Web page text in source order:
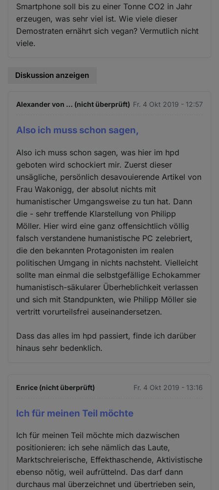
Smartphone soll bis zu einer Tonne CO2 in Jahr
erzeugen, was sehr viel ist. Wie viele dieser
Demostraten ernährt sich vegan? Vermutlich nicht
viele.
Diskussion anzeigen
Alexander von … (nicht überprüft) Fr. 4 Okt 2019 - 12:57
Also ich muss schon sagen,
Also ich muss schon sagen, was hier im hpd
geboten wird schockiert mir. Zuerst dieser
unsägliche, persönlich desavouierende Artikel von
Frau Wakonigg, der absolut nichts mit
humanistischer Umgangsweise zu tun hat. Dann
die - sehr treffende Klarstellung von Philipp
Möller. Hier wird eine ganz offensichtlich völlig
falsch verstandene humanistische PC zelebriert,
die den bekannten Protagonisten im realen
politischen Umgang in nichts nachsteht. Vielleicht
sollte man einmal die selbstgefällige Echokammer
humanistisch-säkularer Überheblichkeit verlassen
und sich mit Standpunkten, wie Philipp Möller sie
vertritt vorurteilsfrei auseinandersetzen.
Dass das alles im hpd passiert, finde ich darüber
hinaus sehr bedenklich.
Enrice (nicht überprüft) Fr. 4 Okt 2019 - 13:16
Ich für meinen Teil möchte
Ich für meinen Teil möchte mich dazwischen
positionieren: ich sehe nämlich das Laute,
Marktschreierische, Effekthaschende, Aktivistische
ebenso nötig, weil aufrüttelnd. Das darf dann
durchaus mal überzeichnet und übertrieben sein,